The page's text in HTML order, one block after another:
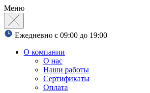
Меню
Ежедневно с 09:00 до 19:00
О компании
О нас
Наши работы
Сертификаты
Оплата